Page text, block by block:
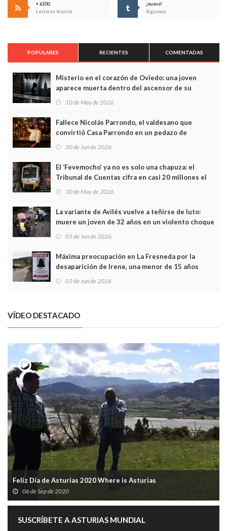
+ 6200
Lectores diarios
¡nuevo!
Síguenos
POPULARES RECIENTES COMENTADAS
Misterio en el corazón de Oviedo: una joven
aparece muerta dentro del ascensor de su
edificio y las cámaras captan sus últimos minutos
10 de May de 2026
Fallece Nicolás Parrondo, el valdesano que
convirtió Casa Parrondo en un pedazo de
Asturias en Madrid
30 de Jun de 2026
El ‘Fevemocho’ ya no es solo una chapuza: el
Tribunal de Cuentas cifra en casi 20 millones el
sobrecoste de los trenes que no cabían por los
30 de May de 2026
La variante de Avilés vuelve a teñirse de luto:
muere un joven de 32 años en un violento choque
frontal
05 de Jun de 2026
Máxima preocupación en La Fresneda por la
desaparición de Irene, una menor de 15 años
03 de Jun de 2026
VÍDEO DESTACADO
Feliz Día de Asturias 2020 Where is Asturias
06 de Sep de 2020
SUSCRÍBETE A ASTURIAS MUNDIAL